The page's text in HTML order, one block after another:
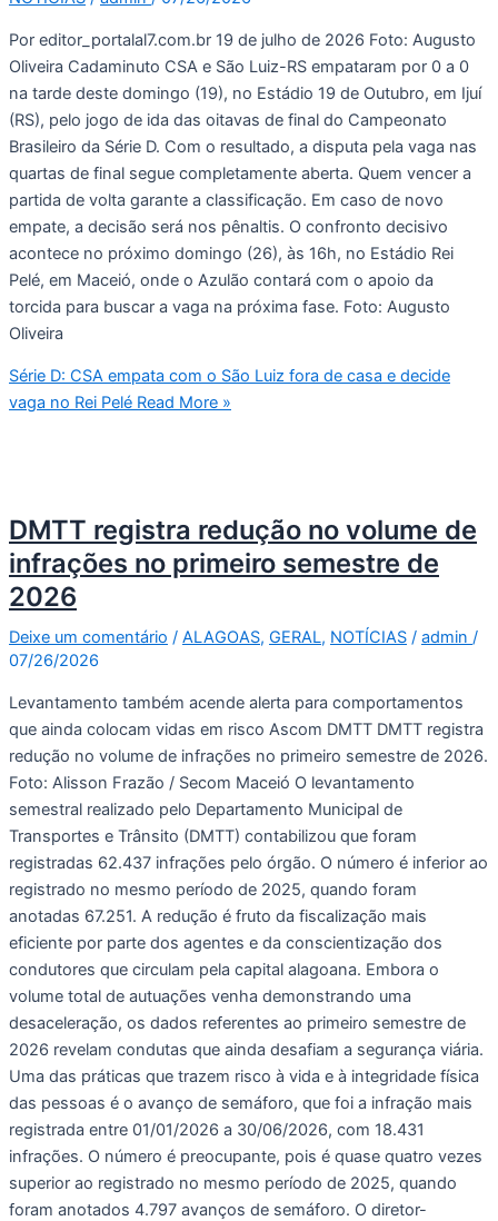
Por editor_portalal7.com.br 19 de julho de 2026 Foto: Augusto
Oliveira Cadaminuto CSA e São Luiz-RS empataram por 0 a 0
na tarde deste domingo (19), no Estádio 19 de Outubro, em Ijuí
(RS), pelo jogo de ida das oitavas de final do Campeonato
Brasileiro da Série D. Com o resultado, a disputa pela vaga nas
quartas de final segue completamente aberta. Quem vencer a
partida de volta garante a classificação. Em caso de novo
empate, a decisão será nos pênaltis. O confronto decisivo
acontece no próximo domingo (26), às 16h, no Estádio Rei
Pelé, em Maceió, onde o Azulão contará com o apoio da
torcida para buscar a vaga na próxima fase. Foto: Augusto
Oliveira
Série D: CSA empata com o São Luiz fora de casa e decide
vaga no Rei Pelé Read More »
DMTT registra redução no volume de
infrações no primeiro semestre de
2026
Deixe um comentário / ALAGOAS, GERAL, NOTÍCIAS / admin /
07/26/2026
Levantamento também acende alerta para comportamentos
que ainda colocam vidas em risco Ascom DMTT DMTT registra
redução no volume de infrações no primeiro semestre de 2026.
Foto: Alisson Frazão / Secom Maceió O levantamento
semestral realizado pelo Departamento Municipal de
Transportes e Trânsito (DMTT) contabilizou que foram
registradas 62.437 infrações pelo órgão. O número é inferior ao
registrado no mesmo período de 2025, quando foram
anotadas 67.251. A redução é fruto da fiscalização mais
eficiente por parte dos agentes e da conscientização dos
condutores que circulam pela capital alagoana. Embora o
volume total de autuações venha demonstrando uma
desaceleração, os dados referentes ao primeiro semestre de
2026 revelam condutas que ainda desafiam a segurança viária.
Uma das práticas que trazem risco à vida e à integridade física
das pessoas é o avanço de semáforo, que foi a infração mais
registrada entre 01/01/2026 a 30/06/2026, com 18.431
infrações. O número é preocupante, pois é quase quatro vezes
superior ao registrado no mesmo período de 2025, quando
foram anotados 4.797 avanços de semáforo. O diretor-